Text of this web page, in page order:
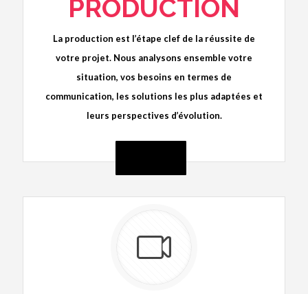
PRODUCTION
La production est l’étape clef de la réussite de
votre projet. Nous analysons ensemble votre
situation, vos besoins en termes de
communication, les solutions les plus adaptées et
leurs perspectives d’évolution.